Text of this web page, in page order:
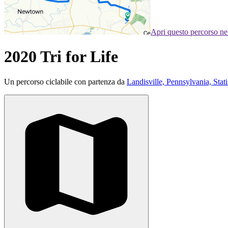
Apri questo percorso
2020 Tri for Life
Un percorso ciclabile con partenza da Landisville, Pennsylvania,